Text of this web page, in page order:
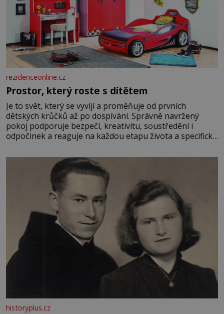
rezidenceonline.cz
Prostor, který roste s dítětem
Je to svět, který se vyvíjí a proměňuje od prvních
dětských krůčků až po dospívání. Správně navržený
pokoj podporuje bezpečí, kreativitu, soustředění i
odpočinek a reaguje na každou etapu života a specifické
měkkost a bezpečí, proto by pokoj miminka měl působit
především klidně a útulně. Předškolní věk je
historyplus.cz